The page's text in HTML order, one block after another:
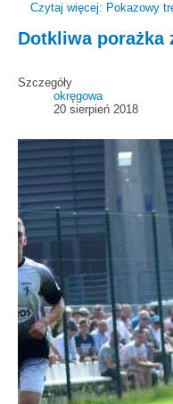
Czytaj więcej: Pokazowy
Dotkliwa porażka
Szczegóły
okręgowa
20 sierpień 2018